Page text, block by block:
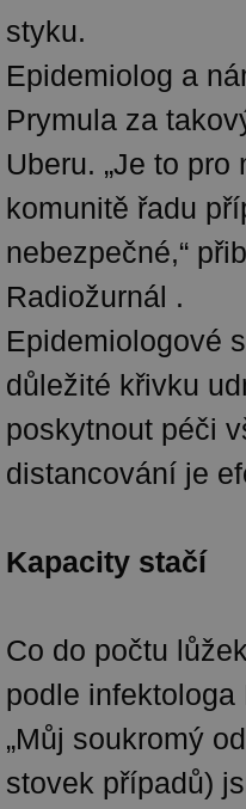
styku.
Epidemiolog a
Prymula za
Uberu. „Je to
komunitě řadu
nebezpečné,“
Radiožurnál .
Epidemiologové
důležité křivku
poskytnout péči
distancování je
Kapacity stačí
Co do počtu
podle
„Můj soukromý
stovek případů)